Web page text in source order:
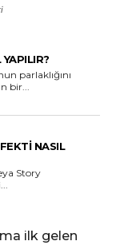
parlaklığını
bir...
NASIL
Story
ilk gelen